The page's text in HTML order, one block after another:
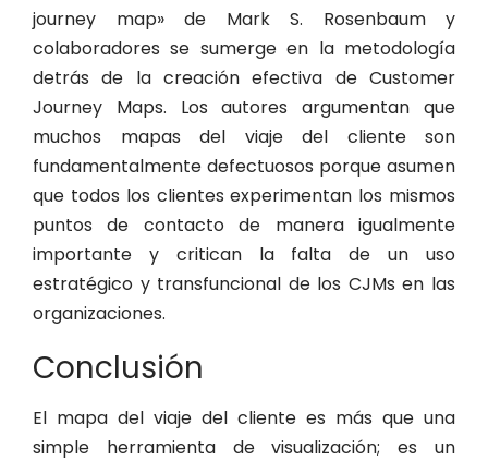
journey map» de Mark S. Rosenbaum y
colaboradores se sumerge en la metodología
detrás de la creación efectiva de Customer
Journey Maps. Los autores argumentan que
muchos mapas del viaje del cliente son
fundamentalmente defectuosos porque asumen
que todos los clientes experimentan los mismos
puntos de contacto de manera igualmente
importante y critican la falta de un uso
estratégico y transfuncional de los CJMs en las
organizaciones.
Conclusión
El mapa del viaje del cliente es más que una
simple herramienta de visualización; es un